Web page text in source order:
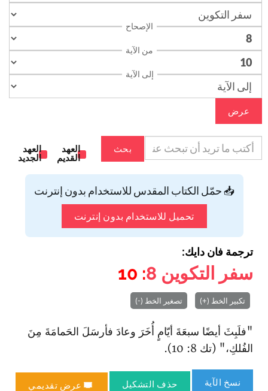
الإصحاح
من الآية
إلى الآية
عرض
بحث
العهد
القديم
العهد
الجديد
📥 حمّل الكتاب المقدس للاستخدام بدون إنترنت
تحميل للاستخدام بدون إنترنت
ترجمة فان دايك:
سفر التكوين 8
: 10
تكبير الخط (+) تصغير الخط (-)
"فلَبِثَ أيضًا سبعَةَ أيّامٍ أُخَرَ وعادَ فأرسَلَ الحَمامَةَ مِنَ
الفُلكِ،" (تك 8: 10).
نسخ الآية حذف التشكيل عرض تقديمي